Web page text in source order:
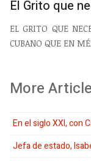
El Grito que
EL GRITO QUE
CUBANO QUE EN
More
En el siglo XXI, con
Jefa de estado,